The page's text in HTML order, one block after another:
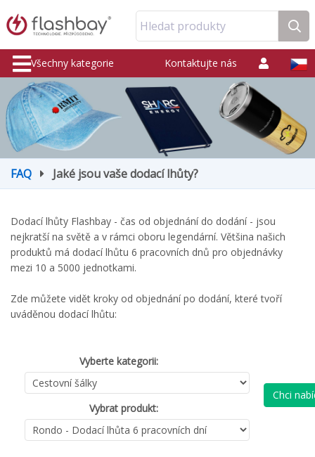
Hledat produkty
Všechny kategorie Kontaktujte nás
FAQ Jaké jsou vaše dodací lhůty?
Dodací lhůty Flashbay - čas od objednání do dodání - jsou
nejkratší na světě a v rámci oboru legendární. Většina našich
produktů má dodací lhůtu 6 pracovních dnů pro objednávky
mezi 10 a 5000 jednotkami.
Zde můžete vidět kroky od objednání po dodání, které tvoří
uváděnou dodací lhůtu:
Vyberte kategorii:
Vybrat produkt:
Chci